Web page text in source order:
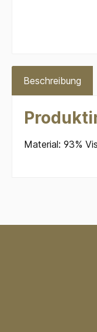
Beschreibung
Material: 93%